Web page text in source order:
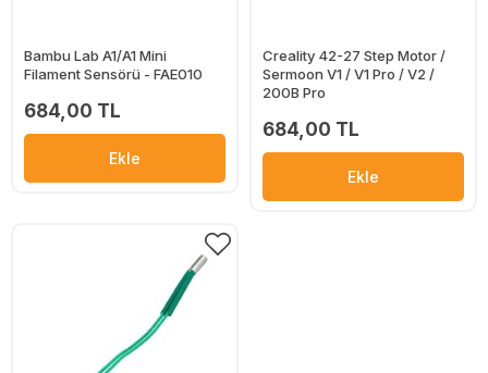
Bambu Lab A1/A1 Mini
Filament Sensörü - FAE010
684,00 TL
Ekle
Creality 42-27 Step Motor /
Sermoon V1 / V1 Pro / V2 /
200B Pro
684,00 TL
Ekle